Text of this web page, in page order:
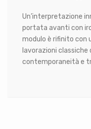
Un’interpretazione
portata avanti con
modulo è rifinito con
lavorazioni classiche
contemporaneità e